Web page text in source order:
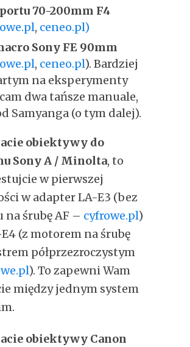
70-200mm F4
, ceneo.pl)
Sony FE 90mm
, ceneo.pl). Bardziej
na eksperymenty
dwa tańsze manuale,
Samyanga (o tym dalej).
obiektywy do
Sony A / Minolta, to
w pierwszej
w adapter LA-E3 (bez
na śrubę AF – cyfrowe.pl)
(z motorem na śrubę
półprzezroczystym
). To zapewni Wam
między jednym system
obiektywy Canon